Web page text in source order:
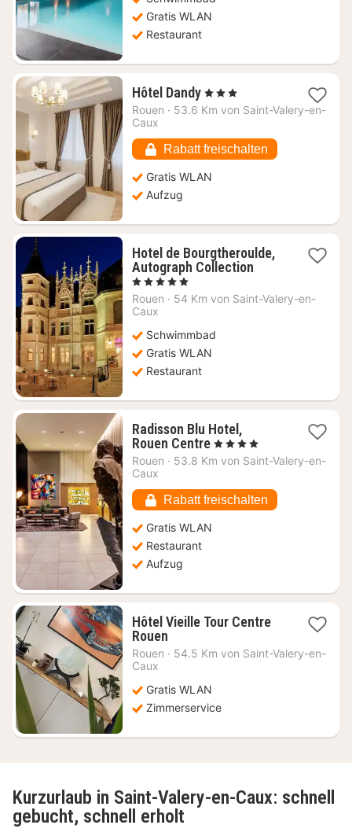
Gratis WLAN
Restaurant
Hôtel Dandy1
Nacht
€
, 3 Sterne
Rouen · 53.6 Km von Saint-Valery-en-
Caux
Rabatt freischalten
Gratis WLAN
Aufzug
Hotel de Bourgtheroulde,
Autograph Collection1
ab
181,09
, 5 Sterne
Rouen · 54 Km von Saint-Valery-en-
Caux
Schwimmbad
Gratis WLAN
Restaurant
Radisson Blu Hotel,
Rouen Centre1
Nacht
€
, 4 Sterne
Rouen · 53.8 Km von Saint-Valery-en-
Caux
Rabatt freischalten
Gratis WLAN
Restaurant
Aufzug
Hôtel Vieille Tour Centre
Rouen1
Nacht
€
Rouen · 54.5 Km von Saint-Valery-en-
Caux
Gratis WLAN
Zimmerservice
Kurzurlaub in Saint-Valery-en-Caux: schnell
gebucht, schnell erholt